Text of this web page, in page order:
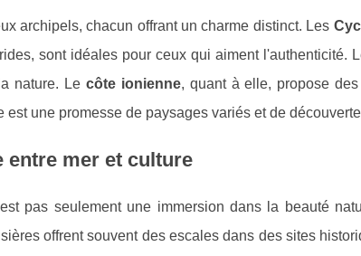
archipels, chacun offrant un charme distinct. Les
sont idéales pour ceux qui aiment l'authenticité.
nature. Le côte ionienne, quant à elle, propose
est une promesse de paysages variés et de
entre mer et culture
pas seulement une immersion dans la beauté
offrent souvent des escales dans des sites